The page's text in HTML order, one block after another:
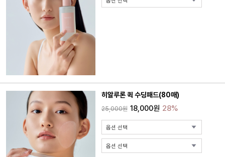
히알루론 퀵 수딩패드(80매)
25,000원 18,000원 28%